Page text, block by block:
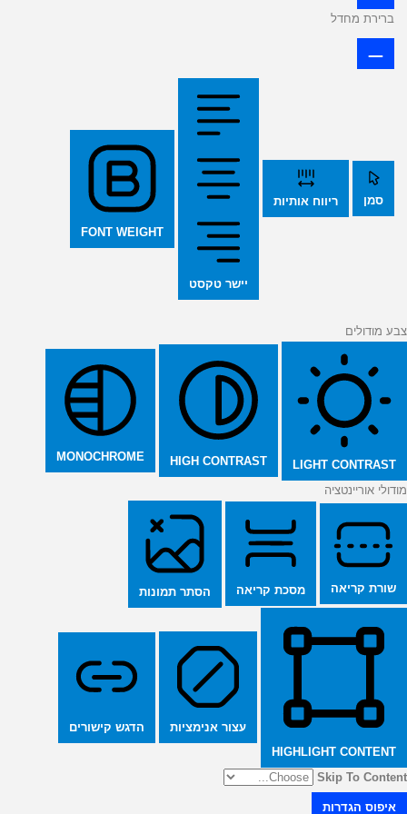
ברירת מחדל
סמן ריווח אותיות
יישר טקסט
FONT WEIGHT
צבע מודולים
LIGHT CONTRAST
HIGH CONTRAST
MONOCHROME
מודולי אוריינטציה
שורת קריאה מסכת קריאה הסתר תמונות
HIGHLIGHT CONTENT
עצור אנימציות הדגש קישורים
Skip To Content
איפוס הגדרות